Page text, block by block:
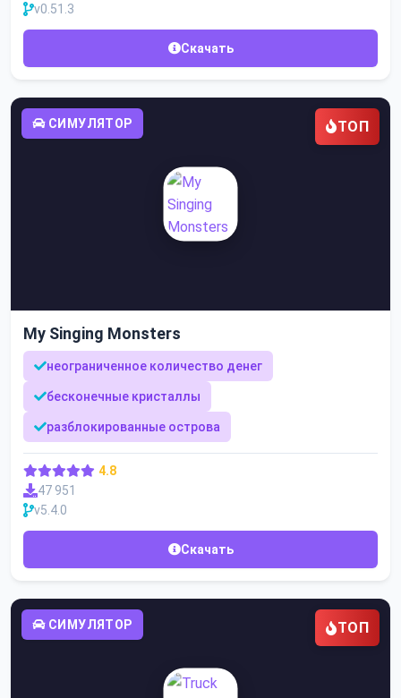
v0.51.3
Скачать
СИМУЛЯТОР ТОП
My Singing Monsters
неограниченное количество денег
бесконечные кристаллы
разблокированные острова
4.8
47 951
v5.4.0
Скачать
СИМУЛЯТОР ТОП